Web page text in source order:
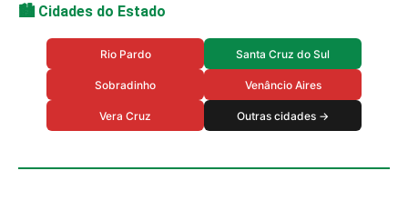
🏙️ Cidades do Estado
Rio Pardo Santa Cruz do Sul
Sobradinho Venâncio Aires
Vera Cruz Outras cidades →